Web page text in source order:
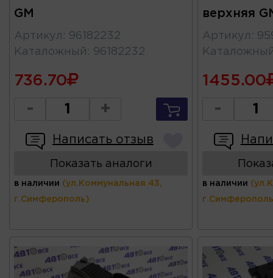
GM
Артикул : 96182232
Каталожный : 96182232
736.70
- +
Написать отзыв
Показать аналоги
в наличии (ул.Коммунальная 43,
г.Симферополь)
верхняя
Артикул :
1455.00
-
в наличии